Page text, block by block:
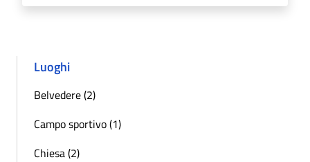
Luoghi
Belvedere (2)
Campo sportivo (1)
Chiesa (2)